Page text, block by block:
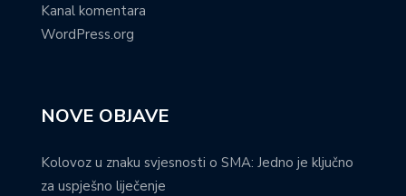
Kanal komentara
WordPress.org
NOVE OBJAVE
Kolovoz u znaku svjesnosti o SMA: Jedno je ključno
za uspješno liječenje